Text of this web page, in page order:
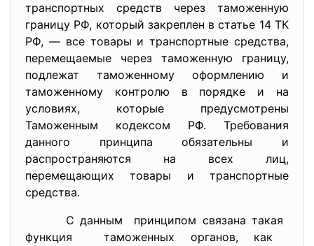
транспортных средств через таможенную
границу РФ, который закреплен в статье 14 ТК
РФ, — все товары и транспортные средства,
перемещаемые через таможенную границу,
подлежат таможенному оформлению и
таможенному контролю в порядке и на
условиях, которые предусмотрены
Таможенным кодексом РФ. Требования
данного принципа обязательны и
распространяются на всех лиц,
перемещающих товары и транспортные
средства.
С данным принципом связана такая
функция таможенных органов, как